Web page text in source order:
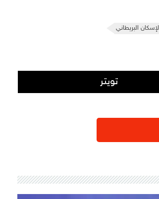
لإسكان البريطاني
تويتر